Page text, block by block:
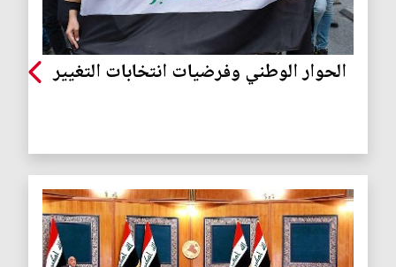
الحوار الوطني وفرضيات انتخابات التغيير